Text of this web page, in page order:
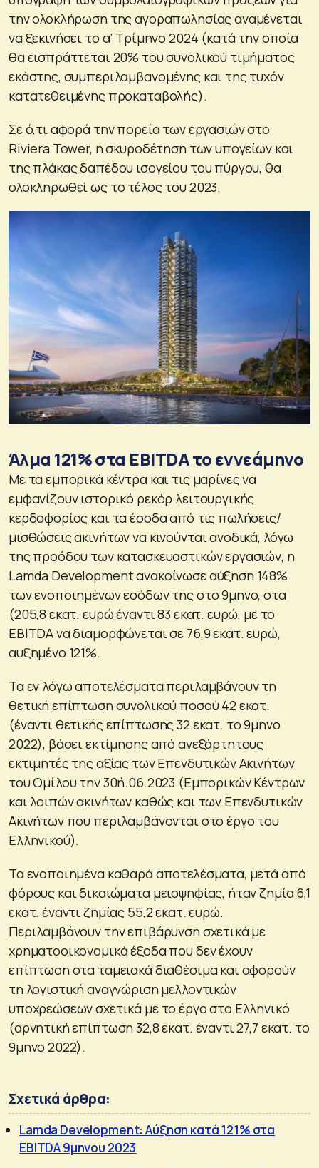
την ολοκλήρωση της αγοραπωλησίας αναμένεται
να ξεκινήσει το α’ Τρίμηνο 2024 (κατά την οποία
θα εισπράττεται 20% του συνολικού τιμήματος
εκάστης, συμπεριλαμβανομένης και της τυχόν
κατατεθειμένης προκαταβολής).
Σε ό,τι αφορά την πορεία των εργασιών στο
Riviera Tower, η σκυροδέτηση των υπογείων και
της πλάκας δαπέδου ισογείου του πύργου, θα
ολοκληρωθεί ως το τέλος του 2023.
Άλμα 121% στα EBITDA το εννεάμηνο
Με τα εμπορικά κέντρα και τις μαρίνες να
εμφανίζουν ιστορικό ρεκόρ λειτουργικής
κερδοφορίας και τα έσοδα από τις πωλήσεις/
μισθώσεις ακινήτων να κινούνται ανοδικά, λόγω
της προόδου των κατασκευαστικών εργασιών, η
Lamda Development ανακοίνωσε αύξηση 148%
των ενοποιημένων εσόδων της στο 9μηνο, στα
(205,8 εκατ. ευρώ έναντι 83 εκατ. ευρώ, με το
EBITDA να διαμορφώνεται σε 76,9 εκατ. ευρώ,
αυξημένο 121%.
Τα εν λόγω αποτελέσματα περιλαμβάνουν τη
θετική επίπτωση συνολικού ποσού 42 εκατ.
(έναντι θετικής επίπτωσης 32 εκατ. το 9μηνο
2022), βάσει εκτίμησης από ανεξάρτητους
εκτιμητές της αξίας των Επενδυτικών Ακινήτων
του Ομίλου την 30ή.06.2023 (Εμπορικών Κέντρων
και λοιπών ακινήτων καθώς και των Επενδυτικών
Ακινήτων που περιλαμβάνονται στο έργο του
Ελληνικού).
Τα ενοποιημένα καθαρά αποτελέσματα, μετά από
φόρους και δικαιώματα μειοψηφίας, ήταν ζημία 6,1
εκατ. έναντι ζημίας 55,2 εκατ. ευρώ.
Περιλαμβάνουν την επιβάρυνση σχετικά με
χρηματοοικονομικά έξοδα που δεν έχουν
επίπτωση στα ταμειακά διαθέσιμα και αφορούν
τη λογιστική αναγνώριση μελλοντικών
υποχρεώσεων σχετικά με το έργο στο Ελληνικό
(αρνητική επίπτωση 32,8 εκατ. έναντι 27,7 εκατ. το
9μηνο 2022).
Σχετικά άρθρα:
Lamda Development: Αύξηση κατά 121% στα
EBITDA 9μηνου 2023